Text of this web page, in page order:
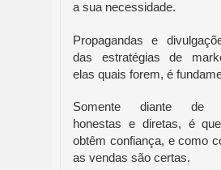
a sua necessidade.
Propagandas e
das estratégias de
elas quais forem, é
Somente diante de
honestas e diretas, é
obtêm confiança, e como
as vendas são certas.